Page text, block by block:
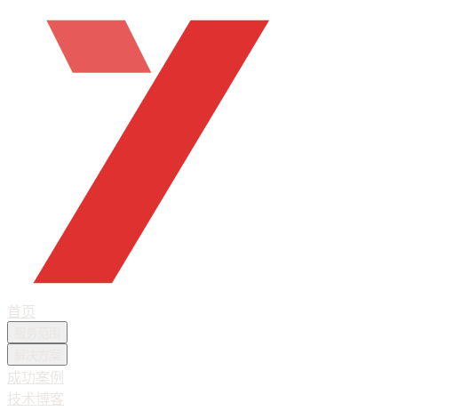
首页
成功案例
技术博客